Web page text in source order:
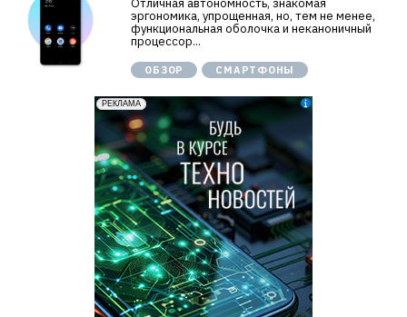
Отличная автономность, знакомая
эргономика, упрощенная, но, тем не менее,
функциональная оболочка и неканоничный
процессор...
ОБЗОР СМАРТФОНЫ